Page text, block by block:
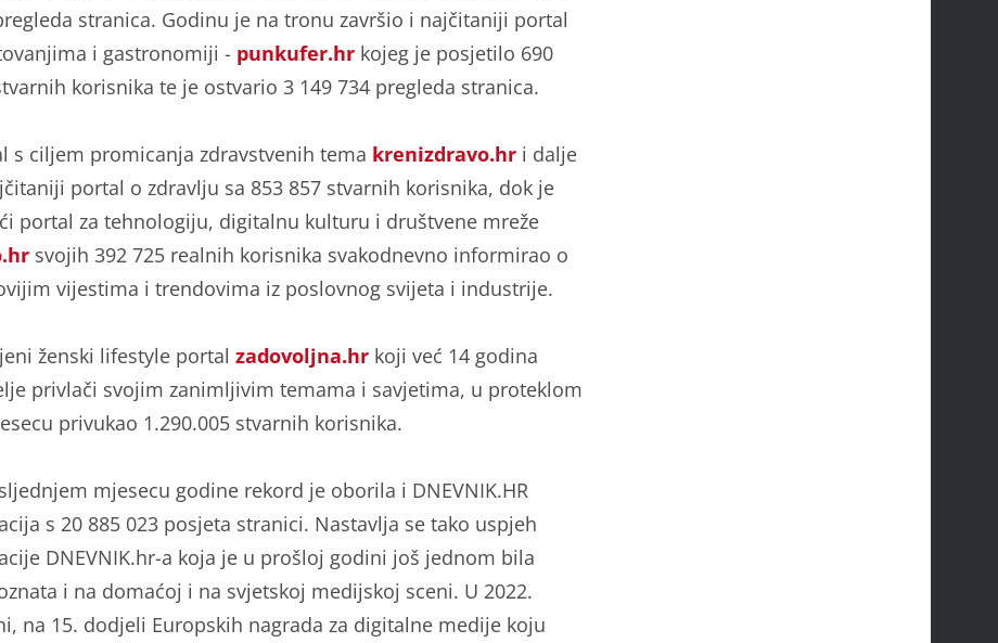
stranica. Godinu je na tronu završio i najčitaniji portal
i gastronomiji - punkufer.hr kojeg je posjetilo 690
korisnika te je ostvario 3 149 734 pregleda stranica.
s ciljem promicanja zdravstvenih tema krenizdravo.hr i dalje
portal o zdravlju sa 853 857 stvarnih korisnika, dok je
portal za tehnologiju, digitalnu kulturu i društvene mreže
svojih 392 725 realnih korisnika svakodnevno informirao o
vijestima i trendovima iz poslovnog svijeta i industrije.
ženski lifestyle portal zadovoljna.hr koji već 14 godina
privlači svojim zanimljivim temama i savjetima, u proteklom
privukao 1.290.005 stvarnih korisnika.
mjesecu godine rekord je oborila i DNEVNIK.HR
s 20 885 023 posjeta stranici. Nastavlja se tako uspjeh
DNEVNIK.hr-a koja je u prošloj godini još jednom bila
i na domaćoj i na svjetskoj medijskoj sceni. U 2022.
na 15. dodjeli Europskih nagrada za digitalne medije koju